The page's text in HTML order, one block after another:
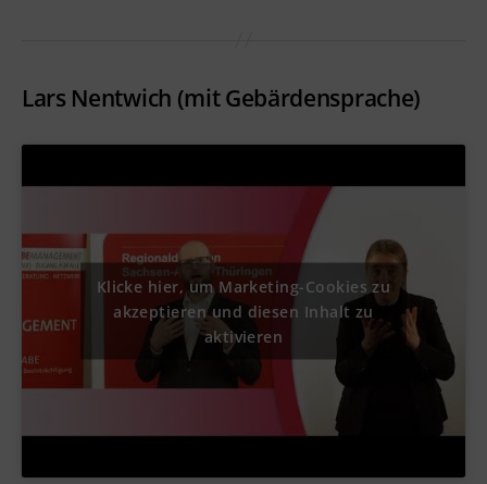
Lars Nentwich (mit Gebärdensprache)
Klicke hier, um Marketing-Cookies zu
akzeptieren und diesen Inhalt zu
aktivieren